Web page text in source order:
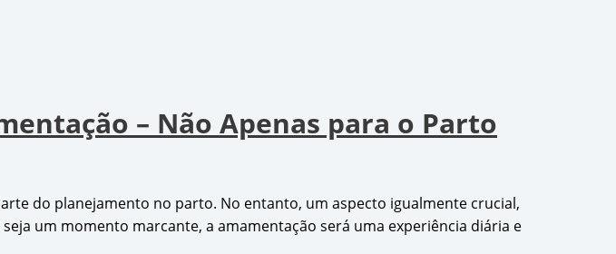
– Não Apenas para o Parto
do planejamento no parto. No entanto, um aspecto igualmente crucial,
um momento marcante, a amamentação será uma experiência diária e